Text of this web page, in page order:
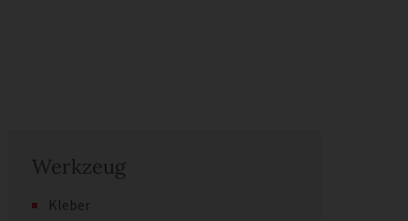
Werkzeug
Kleber